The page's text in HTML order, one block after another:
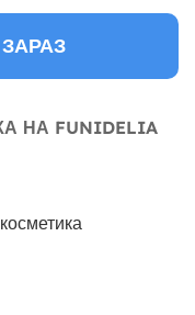
НА FUNIDELIA